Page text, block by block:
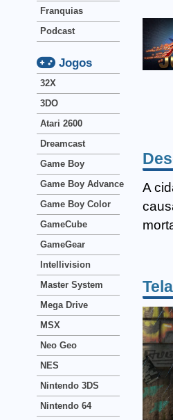
A
Franquias
Podcast
Jogos
32X
3DO
Atari 2600
Dreamcast
Game Boy
Game Boy Advance
Game Boy Color
GameCube
GameGear
Intellivision
Master System
Mega Drive
MSX
Neo Geo
NES
Nintendo 3DS
Nintendo 64